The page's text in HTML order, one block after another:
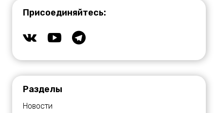
Присоединяйтесь:
Разделы
Новости